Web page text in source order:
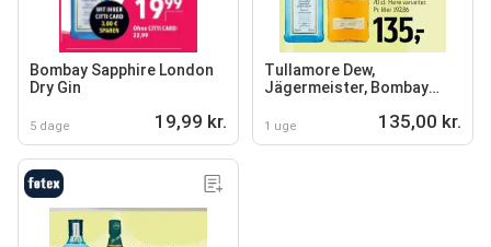
Bombay Sapphire London
Dry Gin
5 dage 19,99 kr.
Tullamore Dew,
Jägermeister, Bombay
Especial
1 uge 135,00 kr.